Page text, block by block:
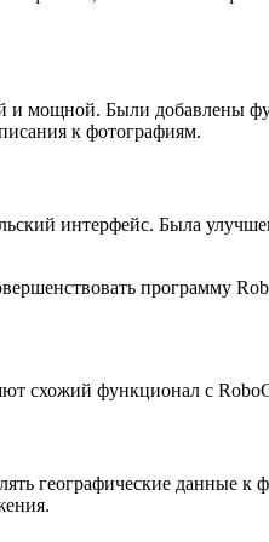
и мощной. Были добавлены
к фотографиям.
интерфейс. Была
программу
схожий функционал с
географические данные